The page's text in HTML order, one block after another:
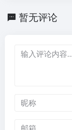
暂无评论